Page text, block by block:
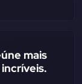
mais